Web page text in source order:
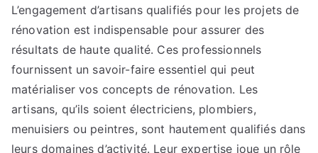
magie
de
l’artisanat
dans
transformation
votre
L’engagement d’artisans qualifiés pour les projets de
rénovation est indispensable pour assurer des
résultats de haute qualité. Ces professionnels
fournissent un savoir-faire essentiel qui peut
matérialiser vos concepts de rénovation. Les
artisans, qu’ils soient électriciens, plombiers,
menuisiers ou peintres, sont hautement qualifiés dans
leurs domaines d’activité. Leur expertise joue un rôle